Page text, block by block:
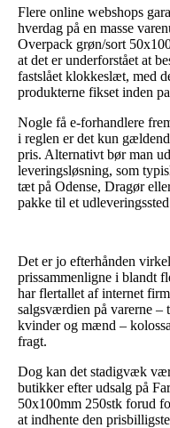
Flere online webshops
hverdag på en masse
Overpack grøn/sort
at det er underforstået at
fastslået klokkeslæt, med
produkterne fikset inden
Nogle få e-forhandlere
i reglen er det kun
pris. Alternativt bør man
leveringsløsning, som
tæt på Odense, Dragør
pakke til et
Det er jo efterhånden
prissammenligne i blandt
har flertallet af internet
salgsværdien på varerne –
kvinder og mænd –
fragt.
Dog kan det stadigvæk
butikker efter udsalg på
50x100mm 250stk forud
at indhente den